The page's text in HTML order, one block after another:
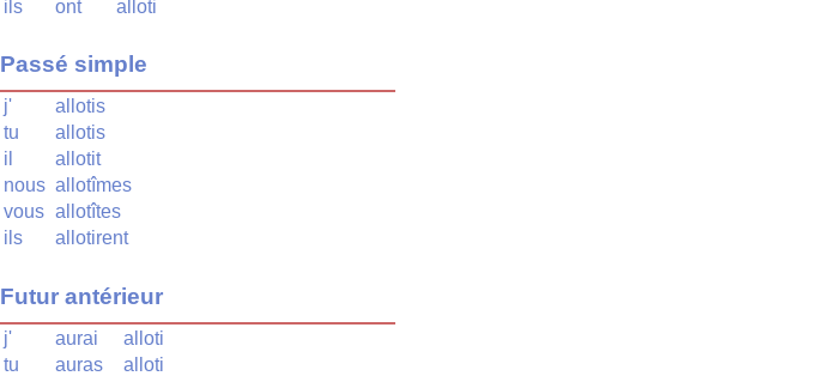
ils
ont alloti
Passé simple
j'
allotis
tu
allotis
il
allotit
nous allotîmes
vous allotîtes
ils
allotirent
Futur antérieur
j' aurai
alloti
tu
auras
alloti